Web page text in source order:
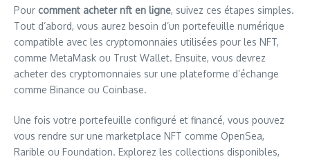
Pour comment acheter nft en ligne, suivez ces étapes simples.
Tout d’abord, vous aurez besoin d’un portefeuille numérique
compatible avec les cryptomonnaies utilisées pour les NFT,
comme MetaMask ou Trust Wallet. Ensuite, vous devrez
acheter des cryptomonnaies sur une plateforme d’échange
comme Binance ou Coinbase.
Une fois votre portefeuille configuré et financé, vous pouvez
vous rendre sur une marketplace NFT comme OpenSea,
Rarible ou Foundation. Explorez les collections disponibles,